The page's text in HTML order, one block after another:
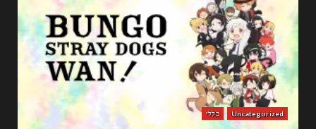
Uncategorized כללי